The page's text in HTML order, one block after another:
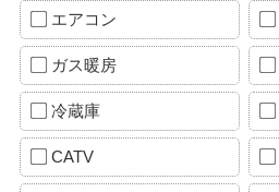
エアコン
ガス暖房
冷蔵庫
CATV